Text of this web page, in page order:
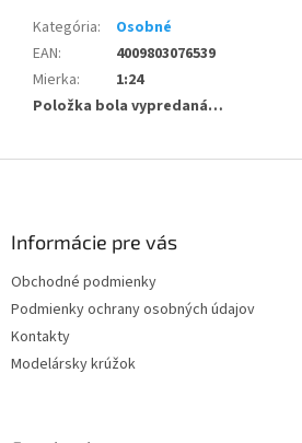
Kategória:
Osobné
EAN:
4009803076539
Mierka:
1:24
Položka bola vypredaná…
Informácie pre vás
Obchodné podmienky
Podmienky ochrany osobných údajov
Kontakty
Modelársky krúžok